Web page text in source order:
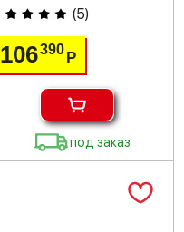
(5)
106390 Р
под заказ